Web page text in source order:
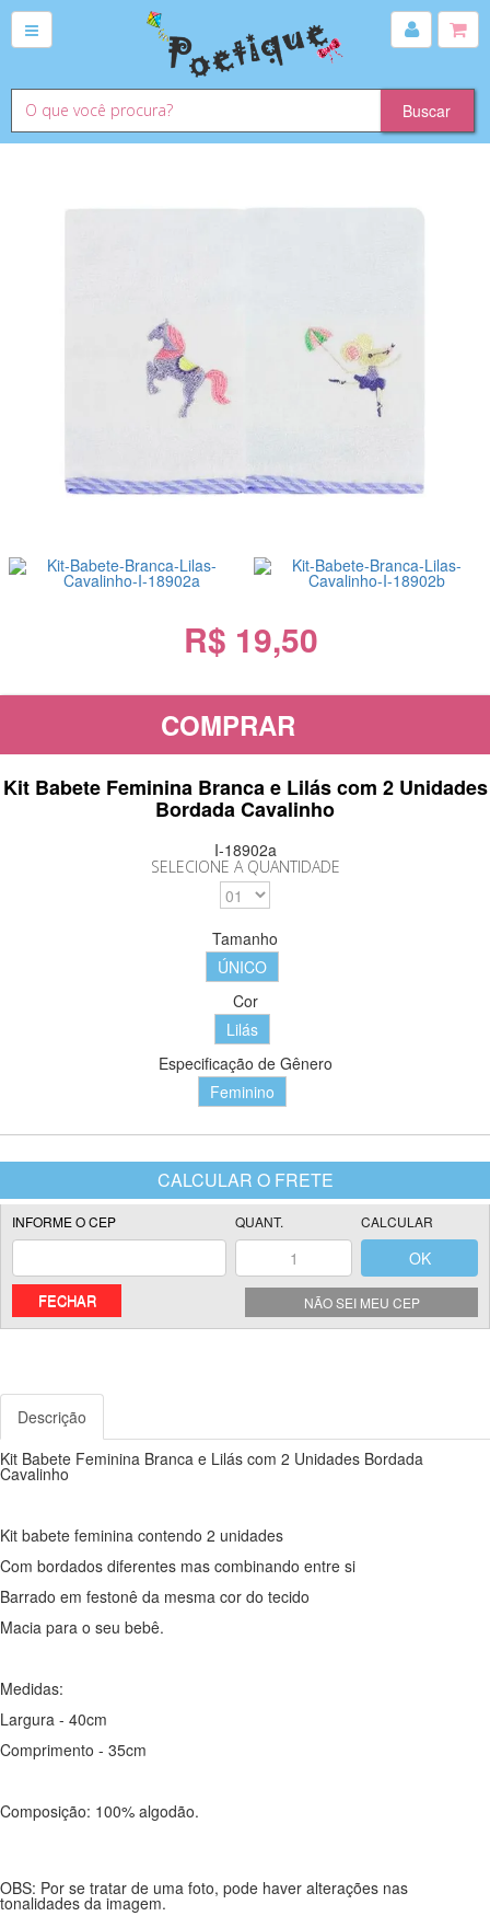
R$ 19,50
COMPRAR
Kit Babete Feminina Branca e Lilás com 2 Unidades
Bordada Cavalinho
I-18902a
SELECIONE A QUANTIDADE
Tamanho
ÚNICO
Cor
Lilás
Especificação de Gênero
Feminino
NÃO SEI MEU CEP
FECHAR
Descrição
Kit Babete Feminina Branca e Lilás com 2 Unidades Bordada
Cavalinho
Kit babete feminina contendo 2 unidades
Com bordados diferentes mas combinando entre si
Barrado em festonê da mesma cor do tecido
Macia para o seu bebê.
Medidas:
Largura - 40cm
Comprimento - 35cm
Composição: 100% algodão.
OBS: Por se tratar de uma foto, pode haver alterações nas
tonalidades da imagem.